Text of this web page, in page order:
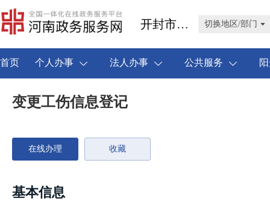
开封市祥符区 切换地区/部门
首页 个人办事 法人办事 公共服务
变更工伤信息登记
在线办理 收藏
基本信息